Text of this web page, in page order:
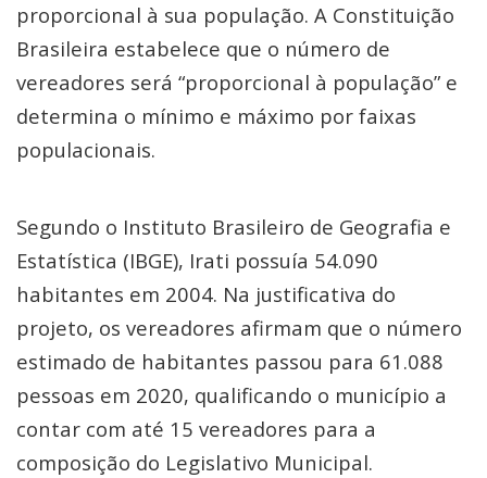
proporcional à sua população. A Constituição
Brasileira estabelece que o número de
vereadores será “proporcional à população” e
determina o mínimo e máximo por faixas
populacionais.
Segundo o Instituto Brasileiro de Geografia e
Estatística (IBGE), Irati possuía 54.090
habitantes em 2004. Na justificativa do
projeto, os vereadores afirmam que o número
estimado de habitantes passou para 61.088
pessoas em 2020, qualificando o município a
contar com até 15 vereadores para a
composição do Legislativo Municipal.